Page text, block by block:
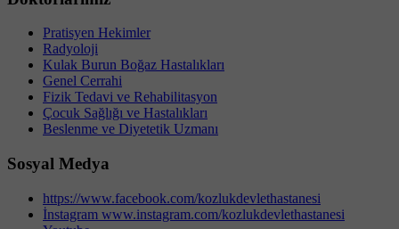
Pratisyen Hekimler
Radyoloji
Kulak Burun Boğaz Hastalıkları
Genel Cerrahi
Fizik Tedavi ve Rehabilitasyon
Çocuk Sağlığı ve Hastalıkları
Beslenme ve Diyetetik Uzmanı
Sosyal Medya
https://www.facebook.com/kozlukdevlethastanesi
İnstagram www.instagram.com/kozlukdevlethastanesi